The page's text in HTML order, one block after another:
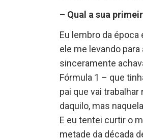
– Qual a sua
Eu lembro da época
ele me levando
sinceramente
Fórmula 1 – que
pai que vai
daquilo, mas
E eu tentei curtir o
metade da década